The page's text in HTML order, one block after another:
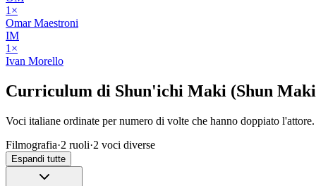
1 ×
Omar Maestroni
IM
1 ×
Ivan Morello
Curriculum di Shun'ichi Maki (Shun
Voci italiane ordinate per numero di volte che hanno doppiato l'attore.
Filmografia·2 ruoli·2 voci diverse
Espandi tutte